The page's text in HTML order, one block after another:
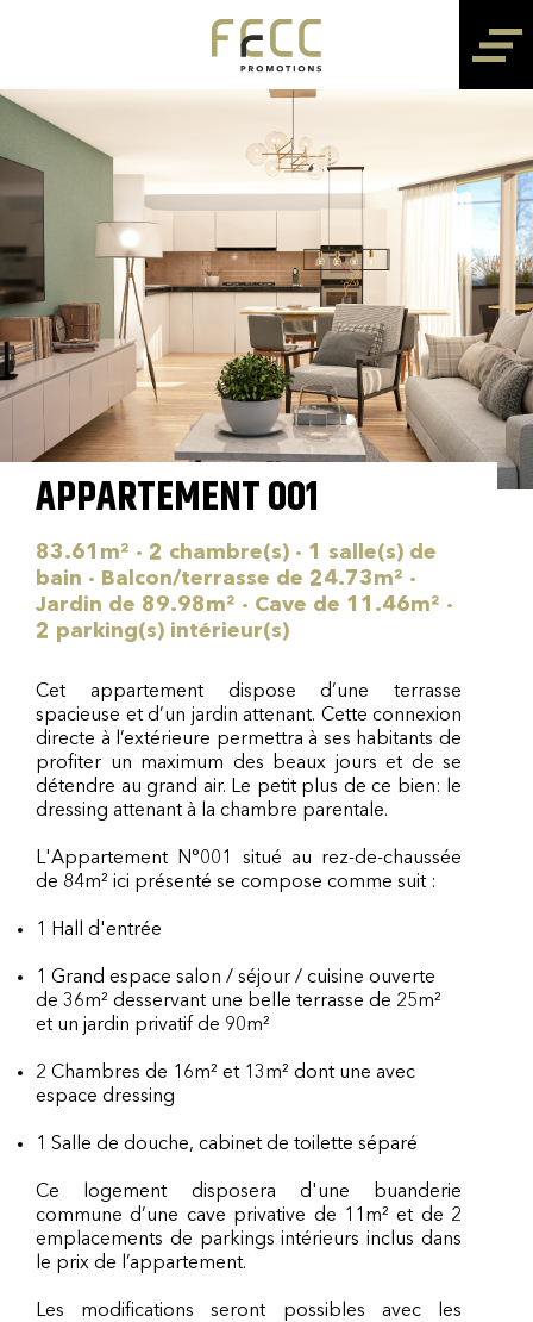
APPARTEMENT 001
83.61m² · 2 chambre(s) · 1 salle(s) de
bain · Balcon/terrasse de 24.73m² ·
Jardin de 89.98m² · Cave de 11.46m² ·
2 parking(s) intérieur(s)
Cet appartement dispose d’une terrasse
spacieuse et d’un jardin attenant. Cette connexion
directe à l’extérieure permettra à ses habitants de
profiter un maximum des beaux jours et de se
détendre au grand air. Le petit plus de ce bien: le
dressing attenant à la chambre parentale.
L'Appartement N°001 situé au rez-de-chaussée
de 84m² ici présenté se compose comme suit :
1 Hall d'entrée
1 Grand espace salon / séjour / cuisine ouverte
de 36m² desservant une belle terrasse de 25m²
et un jardin privatif de 90m²
2 Chambres de 16m² et 13m² dont une avec
espace dressing
1 Salle de douche, cabinet de toilette séparé
Ce logement disposera d'une buanderie
commune d’une cave privative de 11m² et de 2
emplacements de parkings intérieurs inclus dans
le prix de l’appartement.
Les modifications seront possibles avec les